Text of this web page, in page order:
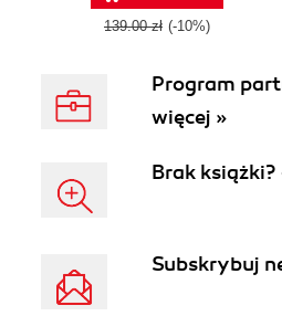
139.00 zł (-10%)
Program
więcej »
Brak
Subskrybuj